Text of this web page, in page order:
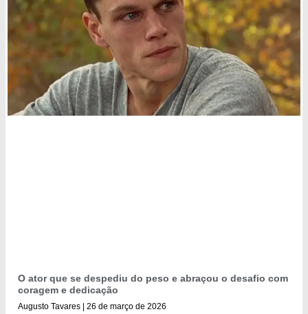
O ator que se despediu do peso e abraçou o desafio com
coragem e dedicação
Augusto Tavares 26 de março de 2026